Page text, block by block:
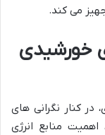
می کند.
خورشیدی
در کنار نگرانی های
منابع انرژی